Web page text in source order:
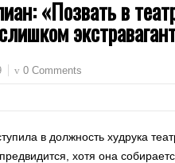
«Позвать в
0 Comments
в должность худрука
хотя она